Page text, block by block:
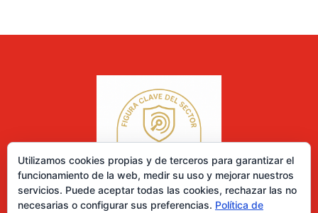
Utilizamos cookies propias y de terceros para garantizar el
funcionamiento de la web, medir su uso y mejorar nuestros
servicios. Puede aceptar todas las cookies, rechazar las no
necesarias o configurar sus preferencias. Política de